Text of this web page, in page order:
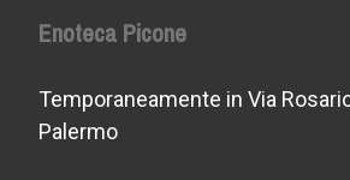
Enoteca Picone
Temporaneamente in Via
Palermo